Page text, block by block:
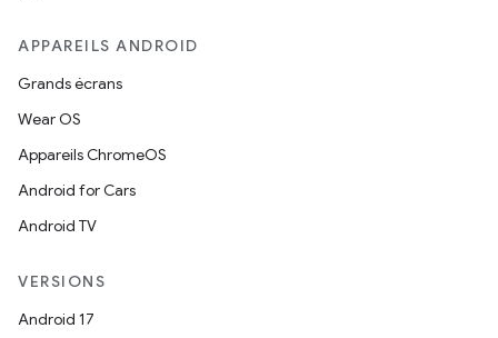
APPAREILS ANDROID
Grands écrans
Wear OS
Appareils ChromeOS
Android for Cars
Android TV
VERSIONS
Android 17